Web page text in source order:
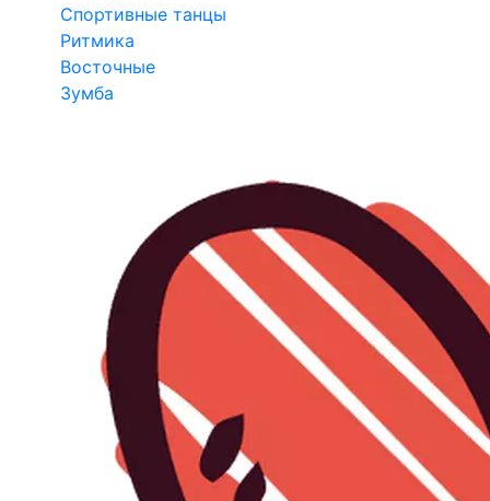
Спортивные танцы
Ритмика
Восточные
Зумба